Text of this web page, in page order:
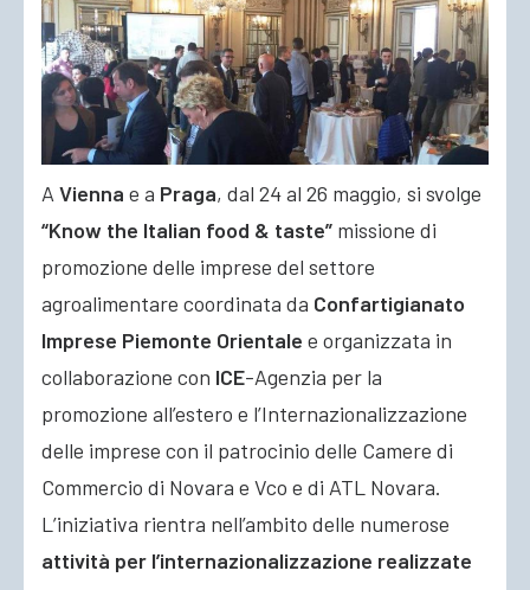
A Vienna e a Praga, dal 24 al 26 maggio, si svolge
“Know the Italian food & taste” missione di
promozione delle imprese del settore
agroalimentare coordinata da Confartigianato
Imprese Piemonte Orientale e organizzata in
collaborazione con ICE-Agenzia per la
promozione all’estero e l’Internazionalizzazione
delle imprese con il patrocinio delle Camere di
Commercio di Novara e Vco e di ATL Novara.
L’iniziativa rientra nell’ambito delle numerose
attività per l’internazionalizzazione realizzate